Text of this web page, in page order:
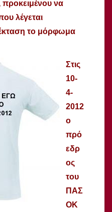
προκειμένου να
λέγεται
το μόρφωμα
Στις
10-
4-
2012
ο
πρό
εδρ
ος
του
ΠΑΣ
ΟΚ